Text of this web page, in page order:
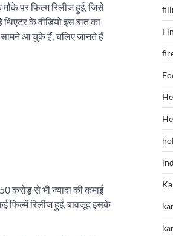
पर फिल्म रिलीज हुई, जिसे
थिएटर के वीडियो इस बात का
सामने आ चुके हैं, चलिए जानते हैं
करोड़ से भी ज्यादा की कमाई
फिल्में रिलीज हुईं, बावजूद इसके